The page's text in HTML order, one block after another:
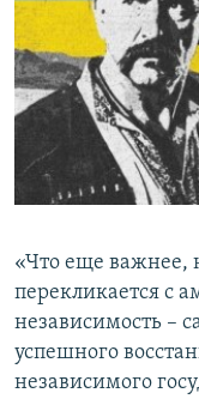
«Что еще важнее,
перекликается с
независимость –
успешного
независимого